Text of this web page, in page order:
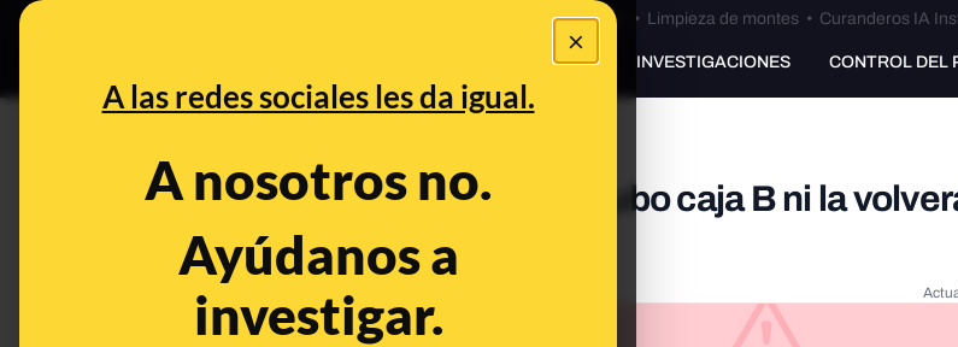
×
A las redes sociales les da igual.
A nosotros no.
Ayúdanos a
investigar.
Bulos Ceuta • Limpieza de montes• Curanderos IA
PREBUNKING INVESTIGACIONES CONTROL DEL
No, la frase de Cospedal "Nunca hubo caja B ni la
May 30, 2018, 10:38:00 AM